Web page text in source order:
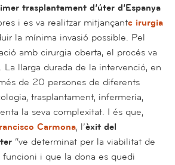
trasplantament d’úter d’Espanya
i es va realitzar mitjançantc irurgia
la mínima invasió possible. Pel
amb cirurgia oberta, el procés va
La llarga durada de la intervenció, en
de 20 persones de diferents
trasplantament, infermeria,
la seva complexitat. I és que,
Carmona, l’èxit del
“ve determinat per la viabilitat de
funcioni i que la dona es quedi